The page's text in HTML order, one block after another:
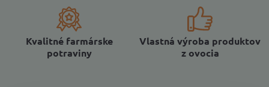
Kvalitné farmárske
potraviny
Vlastná výroba produktov
z ovocia